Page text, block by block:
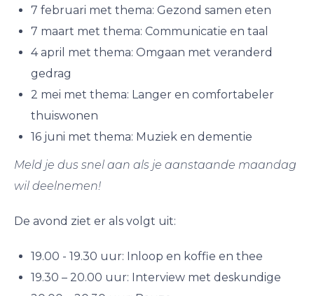
7 februari met thema: Gezond samen eten
7 maart met thema: Communicatie en taal
4 april met thema: Omgaan met veranderd
gedrag
2 mei met thema: Langer en comfortabeler
thuiswonen
16 juni met thema: Muziek en dementie
Meld je dus snel aan als je aanstaande maandag
wil deelnemen!
De avond ziet er als volgt uit:
19.00 - 19.30 uur: Inloop en koffie en thee
19.30 – 20.00 uur: Interview met deskundige